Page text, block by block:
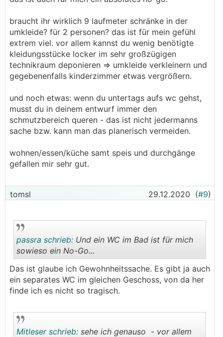
braucht ihr wirklich 9 laufmeter schränke in der
umkleide? für 2 personen? das ist für mein gefühl
extrem viel. vor allem kannst du wenig benötigte
kleidungsstücke locker im sehr großzügigen
technikraum deponieren => umkleide verkleinern und
gegebenenfalls kinderzimmer etwas vergrößern.
und noch etwas: wenn du untertags aufs wc gehst,
musst du in deinem entwurf immer den
schmutzbereich queren - das ist nicht jedermanns
sache bzw. kann man das planerisch vermeiden.
wohnen/essen/küche samt speis und durchgänge
gefallen mir sehr gut.
tomsl 29.12.2020 (#9)
..
passra schrieb: Und ein WC im Bad ist für mich
sowieso ein No-Go...
Das ist glaube ich Gewohnheitssache. Es gibt ja auch
ein separates WC im gleichen Geschoss, von da her
finde ich es nicht so tragisch.
Mitleser schrieb: sehe ich genauso - vor allem